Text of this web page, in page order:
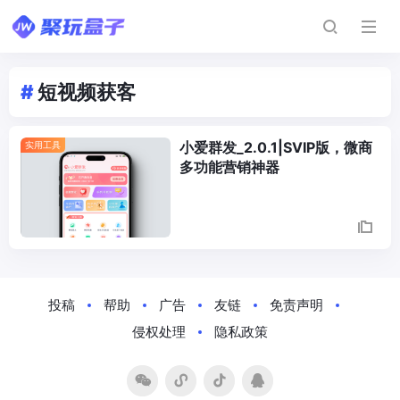
#短视频获客
实用工具
小爱群发_2.0.1|SVIP版，微商
多功能营销神器
Navigation
投稿 帮助 广告 友链
免责声明
侵权处理
隐私政策